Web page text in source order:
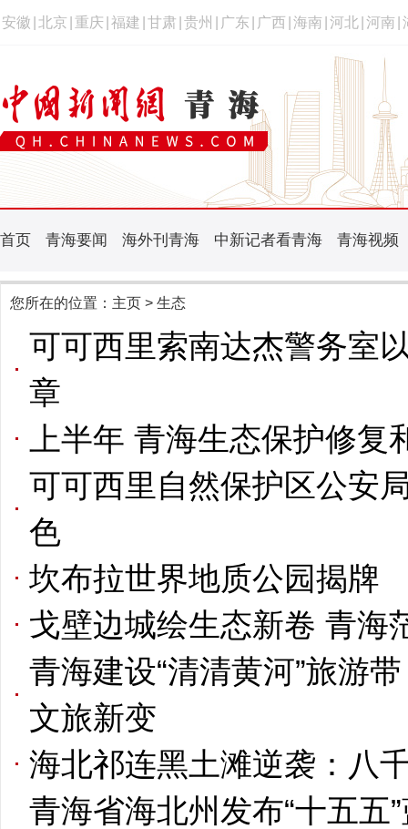
安徽 北京 重庆 福建 甘肃 贵州 广东 广西 海南 河北 河南
首页 青海要闻 海外刊青海 中新记者看青海 青海视频
您所在的位置： 主页 > 生态
可可西里索南达杰警务室
章
上半年 青海生态保护修
可可西里自然保护区公安
色
坎布拉世界地质公园揭牌
戈壁边城绘生态新卷 青海
青海建设“清清黄河”旅游
文旅新变
海北祁连黑土滩逆袭：八
青海省海北州发布“十五五